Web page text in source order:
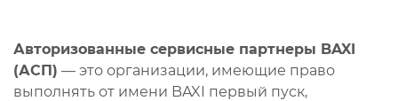
Авторизованные сервисные партнеры BAXI
(АСП) — это организации, имеющие право
выполнять от имени BAXI первый пуск,